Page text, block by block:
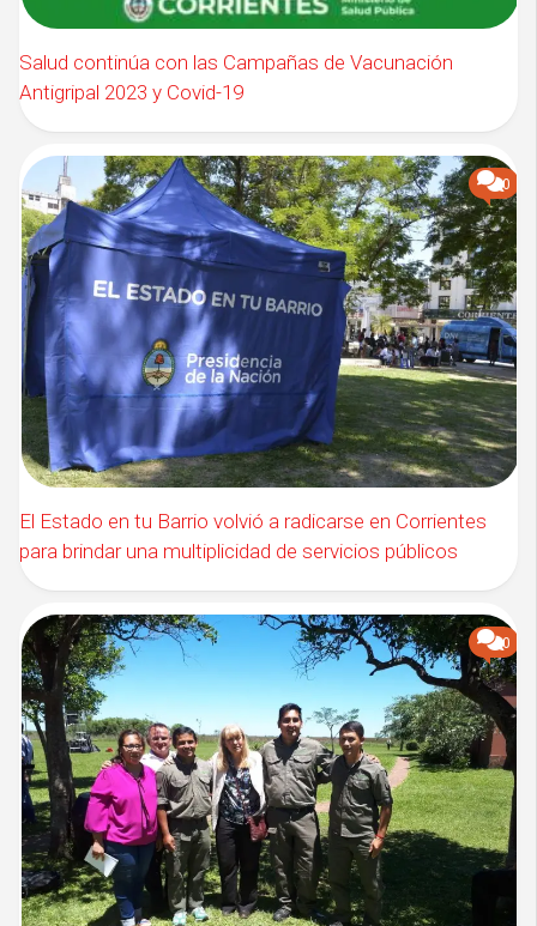
Salud continúa con las Campañas de Vacunación
Antigripal 2023 y Covid-19
0
El Estado en tu Barrio volvió a radicarse en Corrientes
para brindar una multiplicidad de servicios públicos
0